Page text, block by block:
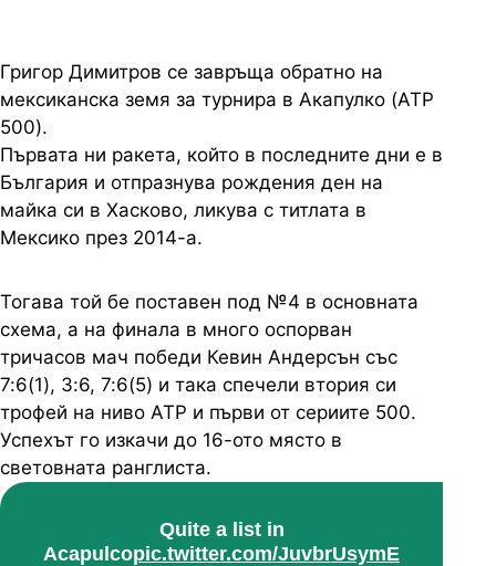
Григор Димитров се завръща обратно на
мексиканска земя за турнира в Акапулко (АТР
500).
Първата ни ракета, който в последните дни е в
България и отпразнува рождения ден на
майка си в Хасково, ликува с титлата в
Мексико през 2014-а.
Тогава той бе поставен под №4 в основната
схема, а на финала в много оспорван
тричасов мач победи Кевин Андерсън със
7:6(1), 3:6, 7:6(5) и така спечели втория си
трофей на ниво ATP и първи от сериите 500.
Успехът го изкачи до 16-ото място в
световната ранглиста.
Quite a list in
Acapulcopic.twitter.com/JuvbrUsymE